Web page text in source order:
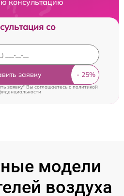
консультацию
со
заявку
заявку" Вы соглашаетесь c политикой
модели
воздуха